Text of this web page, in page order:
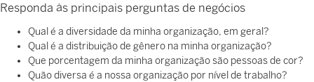
Responda às principais perguntas de negócios
Qual é a diversidade da minha organização, em geral?
Qual é a distribuição de gênero na minha organização?
Que porcentagem da minha organização são pessoas de cor?
Quão diversa é a nossa organização por nível de trabalho?